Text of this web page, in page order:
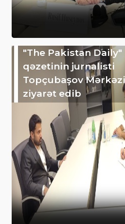
"The Pakistan Daily"
qəzetinin jurnalisti
Topçubaşov
ziyarət edib